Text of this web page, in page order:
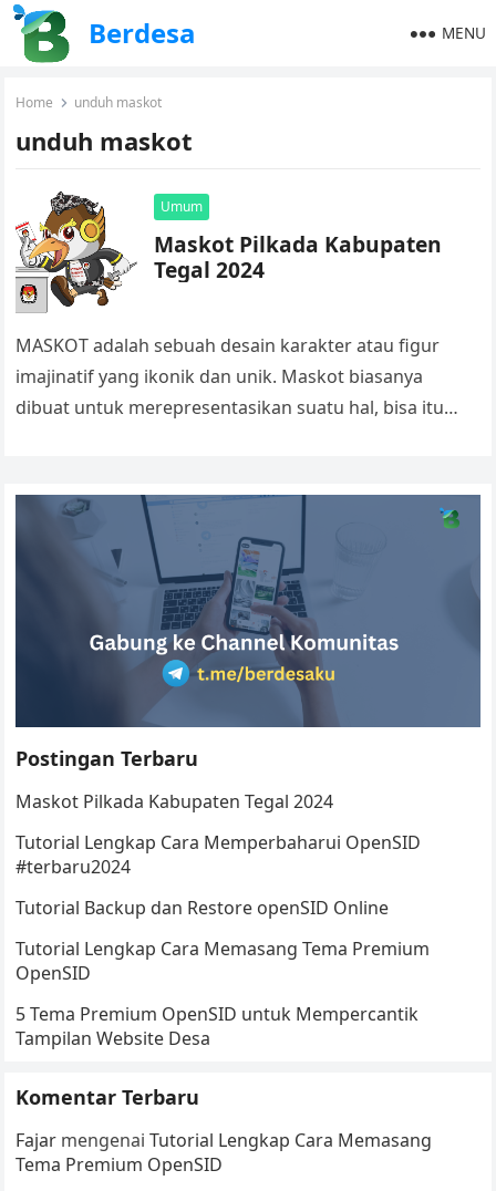
Berdesa MENU
Home unduh maskot
unduh maskot
Umum
Maskot Pilkada Kabupaten
Tegal 2024
MASKOT adalah sebuah desain karakter atau figur
imajinatif yang ikonik dan unik. Maskot biasanya
dibuat untuk merepresentasikan suatu hal, bisa itu
Postingan Terbaru
Maskot Pilkada Kabupaten Tegal 2024
Tutorial Lengkap Cara Memperbaharui OpenSID
#terbaru2024
Tutorial Backup dan Restore openSID Online
Tutorial Lengkap Cara Memasang Tema Premium
OpenSID
5 Tema Premium OpenSID untuk Mempercantik
Tampilan Website Desa
Komentar Terbaru
Fajar mengenaiTutorial Lengkap Cara Memasang
Tema Premium OpenSID